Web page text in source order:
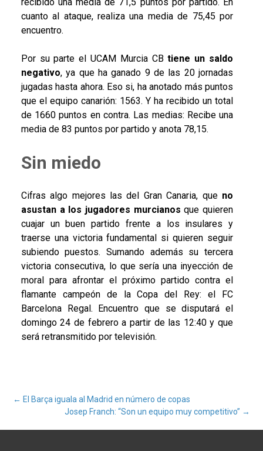
cuanto al ataque, realiza una media de 75,45 por
encuentro.
Por su parte el UCAM Murcia CBtiene un saldo
negativo, ya que ha ganado 9 de las 20 jornadas
jugadas hasta ahora. Eso si, ha anotado más puntos
que el equipo canarión: 1563. Y ha recibido un total
de 1660 puntos en contra. Las medias: Recibe una
media de 83 puntos por partido y anota 78,15.
Sin miedo
Cifras algo mejores las del Gran Canaria, que no
asustan a los jugadores murcianos que quieren
cuajar un buen partido frente a los insulares y
traerse una victoria fundamental si quieren seguir
subiendo puestos. Sumando además su tercera
victoria consecutiva, lo que sería una inyección de
moral para afrontar el próximo partido contra el
flamante campeón de la Copa del Rey: el FC
Barcelona Regal. Encuentro que se disputará el
domingo 24 de febrero a partir de las 12:40 y que
será retransmitido por televisión.
Navegación
← El Barça iguala al Madrid en número de copas
Josep Franch: “Son un equipo muy competitivo” →